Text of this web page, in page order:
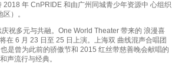
年 CnPRIDE 和由广州同城青少年资源中 心组织
）。
祝多元与共融。One World Theater 带来的 浪漫喜
在 6 月 23 日至 25 日上演。上海双 曲线混声合唱团
是曾为此前的骄傲节和 2015 红丝带慈善晚会献唱的
声流行与经典。